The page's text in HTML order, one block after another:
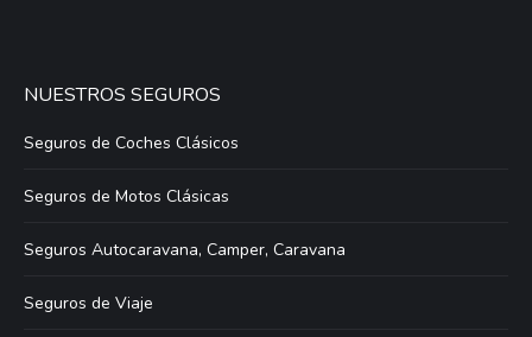
NUESTROS SEGUROS
Seguros de Coches Clásicos
Seguros de Motos Clásicas
Seguros Autocaravana, Camper, Caravana
Seguros de Viaje